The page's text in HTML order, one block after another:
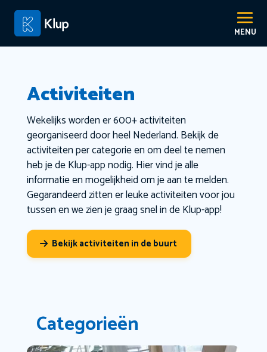
Activiteiten
Wekelijks worden er 600+ activiteiten
georganiseerd door heel Nederland. Bekijk de
activiteiten per categorie en om deel te nemen
heb je de Klup-app nodig. Hier vind je alle
informatie en mogelijkheid om je aan te melden.
Gegarandeerd zitten er leuke activiteiten voor jou
tussen en we zien je graag snel in de Klup-app!
Bekijk activiteiten in de buurt
Categorieën